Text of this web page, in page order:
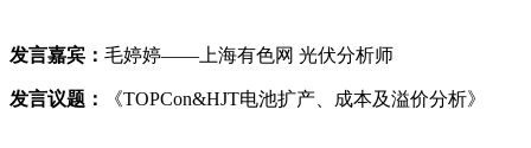
发言嘉宾： 毛婷婷——上海有色网 光伏分析师
发言议题： 《TOPCon&HJT电池扩产、成本及溢价分析》